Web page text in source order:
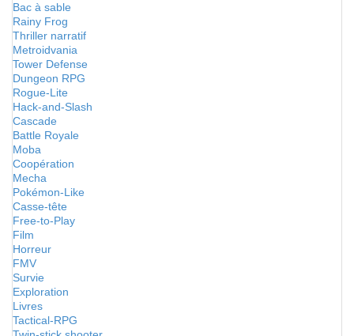
Bac à sable
Rainy Frog
Thriller narratif
Metroidvania
Tower Defense
Dungeon RPG
Rogue-Lite
Hack-and-Slash
Cascade
Battle Royale
Moba
Coopération
Mecha
Pokémon-Like
Casse-tête
Free-to-Play
Film
Horreur
FMV
Survie
Exploration
Livres
Tactical-RPG